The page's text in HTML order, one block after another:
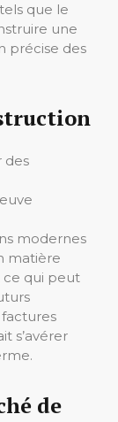
que le
une
précise des
des
modernes
matière
ce qui peut
s’avérer
de